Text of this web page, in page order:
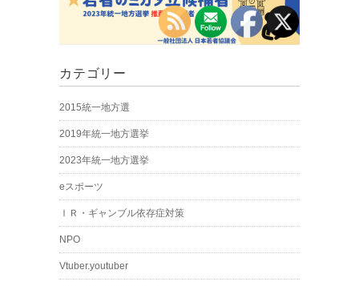
カテゴリー
2015統一地方選
2019年統一地方選挙
2023年統一地方選挙
eスポーツ
ＩＲ・ギャンブル依存症対策
NPO
Vtuber.youtuber